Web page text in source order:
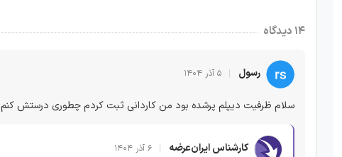
۱۴ دیدگاه
رسول ۵ آذر ۱۴۰۴
سلام ظرفیت دیپلم پرشده بود من کاردانی ثبت کردم چطوری درستش کنم
کارشناس ایران‌عرضه ۶ آذر ۱۴۰۴